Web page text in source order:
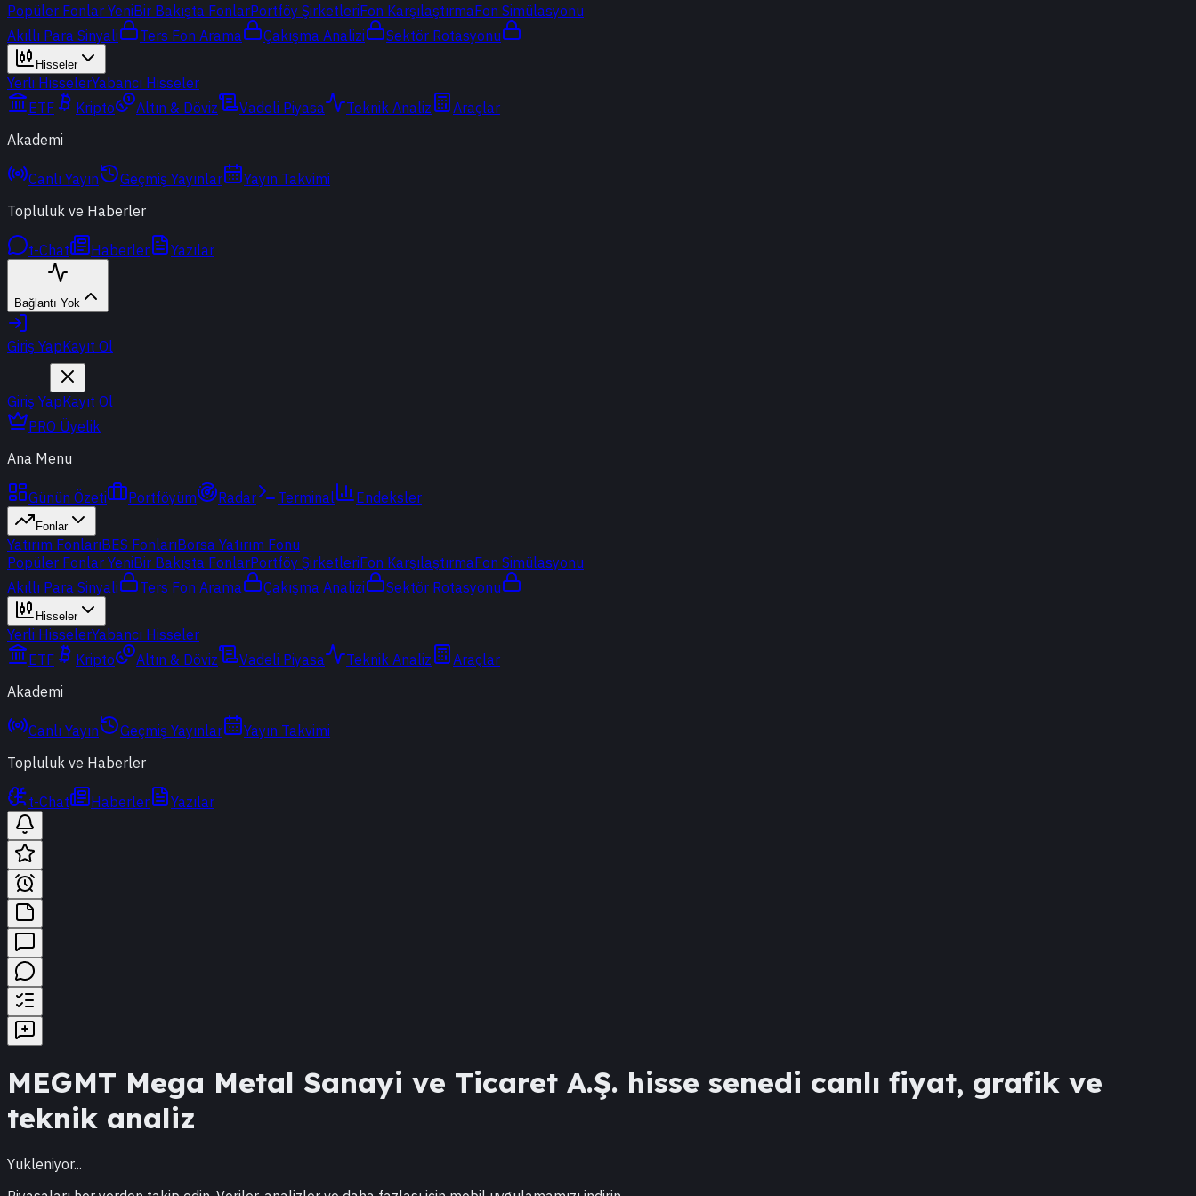
Popüler Fonlar YeniBir Bakışta FonlarPortföy ŞirketleriFon KarşılaştırmaFon Simülasyonu
Akıllı Para Sinyali
Ters Fon Arama Çakışma Analizi Sektör Rotasyonu
Hisseler
Yerli HisselerYabancı Hisseler
ETF
Kripto Altın & Döviz Vadeli Piyasa Teknik Analiz
Araçlar
Akademi
Canlı Yayın Geçmiş Yayınlar
Yayın Takvimi
Topluluk ve Haberler
t-Chat Haberler Yazılar
Bağlantı Yok
Giriş YapKayıt Ol
Giriş YapKayıt Ol
PRO Üyelik
Ana Menu
Günün Özeti Portföyüm Radar Terminal Endeksler
Fonlar
Yatırım FonlarıBES FonlarıBorsa Yatırım Fonu
Popüler Fonlar YeniBir Bakışta FonlarPortföy ŞirketleriFon KarşılaştırmaFon Simülasyonu
Akıllı Para Sinyali
Ters Fon Arama Çakışma Analizi Sektör Rotasyonu
Hisseler
Yerli HisselerYabancı Hisseler
ETF
Kripto Altın & Döviz Vadeli Piyasa Teknik Analiz
Araçlar
Akademi
Canlı Yayın Geçmiş Yayınlar
Yayın Takvimi
Topluluk ve Haberler
t-Chat Haberler Yazılar
MEGMT Mega Metal Sanayi ve Ticaret A.Ş. hisse senedi canlı fiyat, grafik ve
teknik analiz
Yukleniyor...